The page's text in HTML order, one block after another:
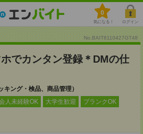
0
気になる！ ログイン
No.BAIT8110427GT48
でカンタン登録＊DMの仕
キング・検品、商品管理）
人未経験OK 大学生歓迎 ブランクOK